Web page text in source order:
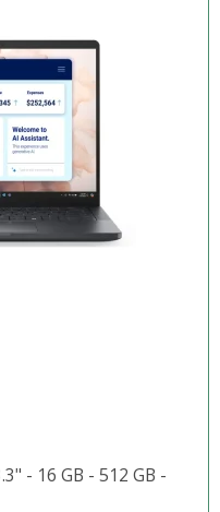
- 16 GB - 512 GB -